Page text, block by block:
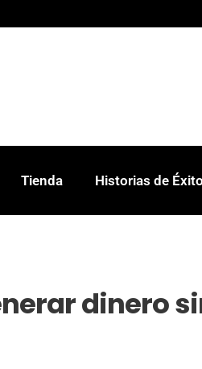
Tienda Historias de Éxito
dinero